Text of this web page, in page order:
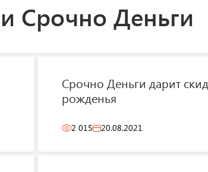
Срочно Деньги
Срочно Деньги дарит
рожденья
2 015 20.08.2021